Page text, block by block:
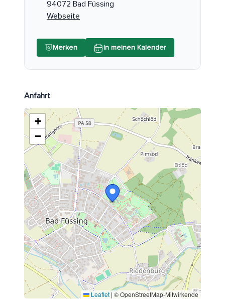
94072 Bad Füssing
Webseite
Merken In meinen Kalender
Anfahrt
+
−
Leaflet | © OpenStreetMap-Mitwirkende